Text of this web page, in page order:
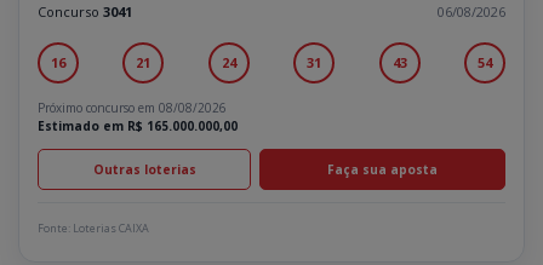
Concurso 3041 06/08/2026
16 21 24 31 43 54
Próximo concurso em 08/08/2026
Estimado em R$ 165.000.000,00
Outras loterias Faça sua aposta
Fonte: Loterias CAIXA